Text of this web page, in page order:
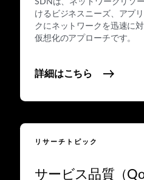
SDNは、ネットワークリソ
けるビジネスニーズ、アプ
クにネットワークを迅速に
仮想化のアプローチです。
詳細はこちら
リサーチトピック
サービス品質（